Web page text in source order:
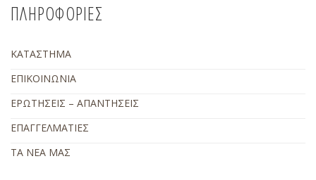
ΠΛΗΡΟΦΟΡΙΕΣ
ΚΑΤΑΣΤΗΜΑ
ΕΠΙΚΟΙΝΩΝΙΑ
ΕΡΩΤΗΣΕΙΣ – ΑΠΑΝΤΗΣΕΙΣ
ΕΠΑΓΓΕΛΜΑΤΙΕΣ
ΤΑ ΝΕΑ ΜΑΣ